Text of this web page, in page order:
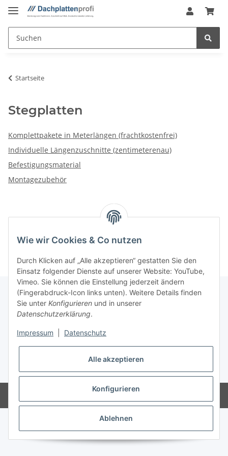
Startseite
Stegplatten
Komplettpakete in Meterlängen (frachtkostenfrei)
Individuelle Längenzuschnitte (zentimeterenau)
Befestigungsmaterial
Montagezubehör
Informationen
* Alle Preise inkl. gesetzlicher USt., zzgl.Versand
Powered by
Wie wir Cookies & Co nutzen
Durch Klicken auf „Alle akzeptieren“ gestatten Sie den
Einsatz folgender Dienste auf unserer Website: YouTube,
Vimeo. Sie können die Einstellung jederzeit ändern
(Fingerabdruck-Icon links unten). Weitere Details finden
Sie unter Konfigurieren und in unserer
Datenschutzerklärung.
Impressum Datenschutz
Alle akzeptieren
Konfigurieren
Ablehnen